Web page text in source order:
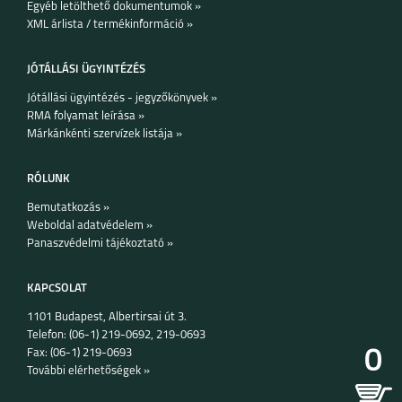
SAMSUNG GALAXY
S26
SAMSUNG GALAXY
S26 PLUS
SAMSUNG GALAXY
A27
XIAOMI REDMI NOTE
15 PRO 5G
XIAOMI REDMI NOTE
15 PRO PLUS 5G
Egyéb letölthető dokumentumok »
XML árlista / termékinformáció »
JÓTÁLLÁSI ÜGYINTÉZÉS
Jótállási ügyintézés - jegyzőkönyvek »
RMA folyamat leírása »
Márkánkénti szervízek listája »
RÓLUNK
Bemutatkozás »
Weboldal adatvédelem »
Panaszvédelmi tájékoztató »
KAPCSOLAT
1101 Budapest, Albertirsai út 3.
Telefon: (06-1) 219-0692, 219-0693
Fax: (06-1) 219-0693
További elérhetőségek »
0